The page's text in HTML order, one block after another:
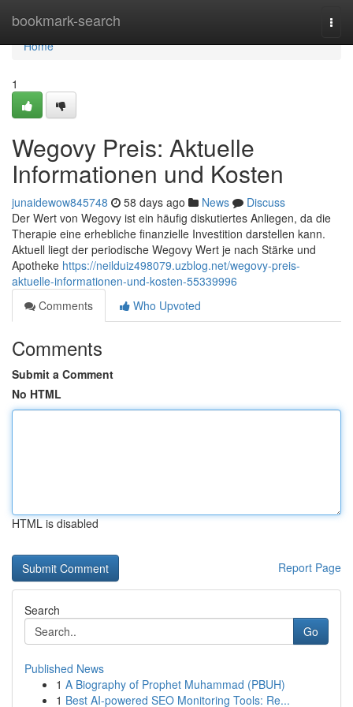
bookmark-search
Home
Home
1
Wegovy Preis: Aktuelle
Informationen und Kosten
junaidewow845748 58 days ago News
Discuss
Der Wert von Wegovy ist ein häufig diskutiertes Anliegen, da die
Therapie eine erhebliche finanzielle Investition darstellen kann.
Aktuell liegt der periodische Wegovy Wert je nach Stärke und
Apotheke https://neilduiz498079.uzblog.net/wegovy-preis-
aktuelle-informationen-und-kosten-55339996
Comments
Who Upvoted
Comments
Submit a Comment
No HTML
HTML is disabled
Report Page
Search
Go
Published News
1 A Biography of Prophet Muhammad (PBUH)
1 Best AI-powered SEO Monitoring Tools: Re...